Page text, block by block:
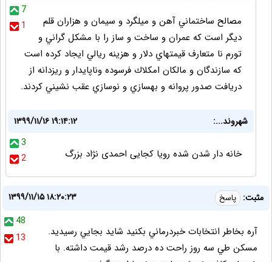
7
1
مصالح ساختماني آهن و ميلگرد و سيمان و هزاران قلم
ديگر است كه عمران و ساخت و ساز را با مشكل گراني و
تورم نا متعارف قيمتهاي دلار و هزينه ريالي ايجاد كرده است
كه سازندگان و مالكان امكلاك فرسوده وناپايدار و ريزدانه از
دريافت صدور پروانه و بهسازي و نوسازي عقب نشيني كردند.
شهروند...:
۱۳۹۹/۱۱/۱۶ ۱۹:۱۴:۱۲
3
2
خانه دار شدن شده رویا کجایی احمدی نژاد بزرگ
مثبت: پاسخ
۱۳۹۹/۱۱/۱۵ ۱۸:۲۰:۲۳
48
13
آره بخاطر انتخابات خبردرماني بكنيد شايد بجايي رسيديد.
مسكن طي سه روز راحت ده درصد رشد قيمت داشته. با